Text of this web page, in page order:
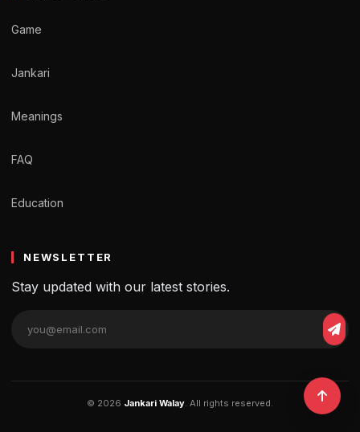
Game
Jankari
Meanings
FAQ
Education
NEWSLETTER
Stay updated with our latest stories.
© 2026 Jankari Walay. All rights reserved.